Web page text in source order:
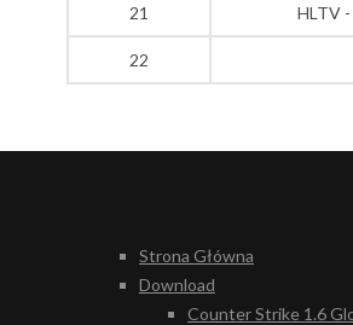
21 HLTV
22
Strona Główna
Download
Counter Strike 1.6